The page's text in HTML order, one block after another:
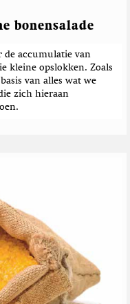
bonensalade
accumulatie van
kleine opslokken. Zoals
van alles wat we
zich hieraan